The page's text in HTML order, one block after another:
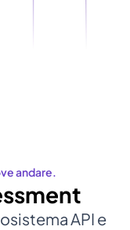
andare.
API e